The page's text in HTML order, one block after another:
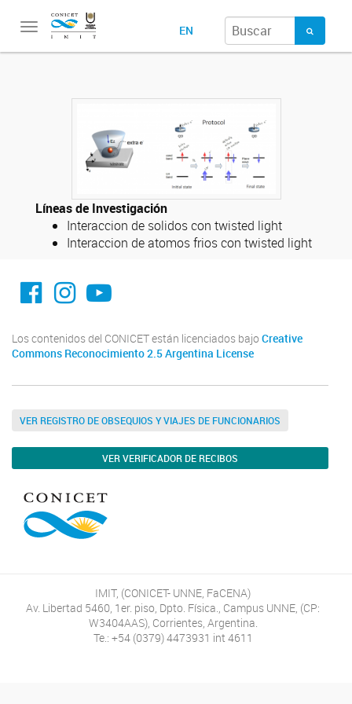
Toggle
EN
Líneas de Investigación
Interaccion de solidos con twisted light
Interaccion deatomos frioscon twisted light
facebook imit.conicet
imit.conicet
Youtube
Los contenidos del CONICET están licenciados bajo Creative
Commons Reconocimiento 2.5 Argentina License
VER REGISTRO DE OBSEQUIOS Y VIAJES DE FUNCIONARIOS
VER VERIFICADOR DE RECIBOS
IMIT, (CONICET- UNNE, FaCENA)
Av. Libertad 5460, 1er. piso, Dpto. Física., Campus UNNE, (CP:
W3404AAS), Corrientes, Argentina.
Te.: +54 (0379) 4473931 int 4611